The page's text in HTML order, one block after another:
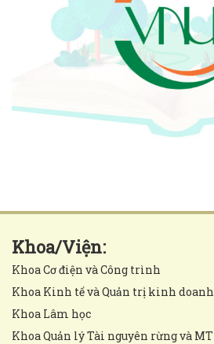
Khoa/Viện:
Khoa Cơ điện và Công trình
Khoa Kinh tế và Quản trị kinh doanh
Khoa Lâm học
Khoa Quản lý Tài nguyên rừng và MT